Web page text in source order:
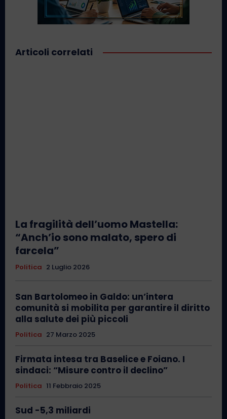
Articoli correlati
La fragilità dell’uomo Mastella:
“Anch’io sono malato, spero di
farcela”
Politica 2 Luglio 2026
San Bartolomeo in Galdo: un’intera
comunità si mobilita per garantire il diritto
alla salute dei più piccoli
Politica 27 Marzo 2025
Firmata intesa tra Baselice e Foiano. I
sindaci: “Misure contro il declino”
Politica 11 Febbraio 2025
Sud -5,3 miliardi